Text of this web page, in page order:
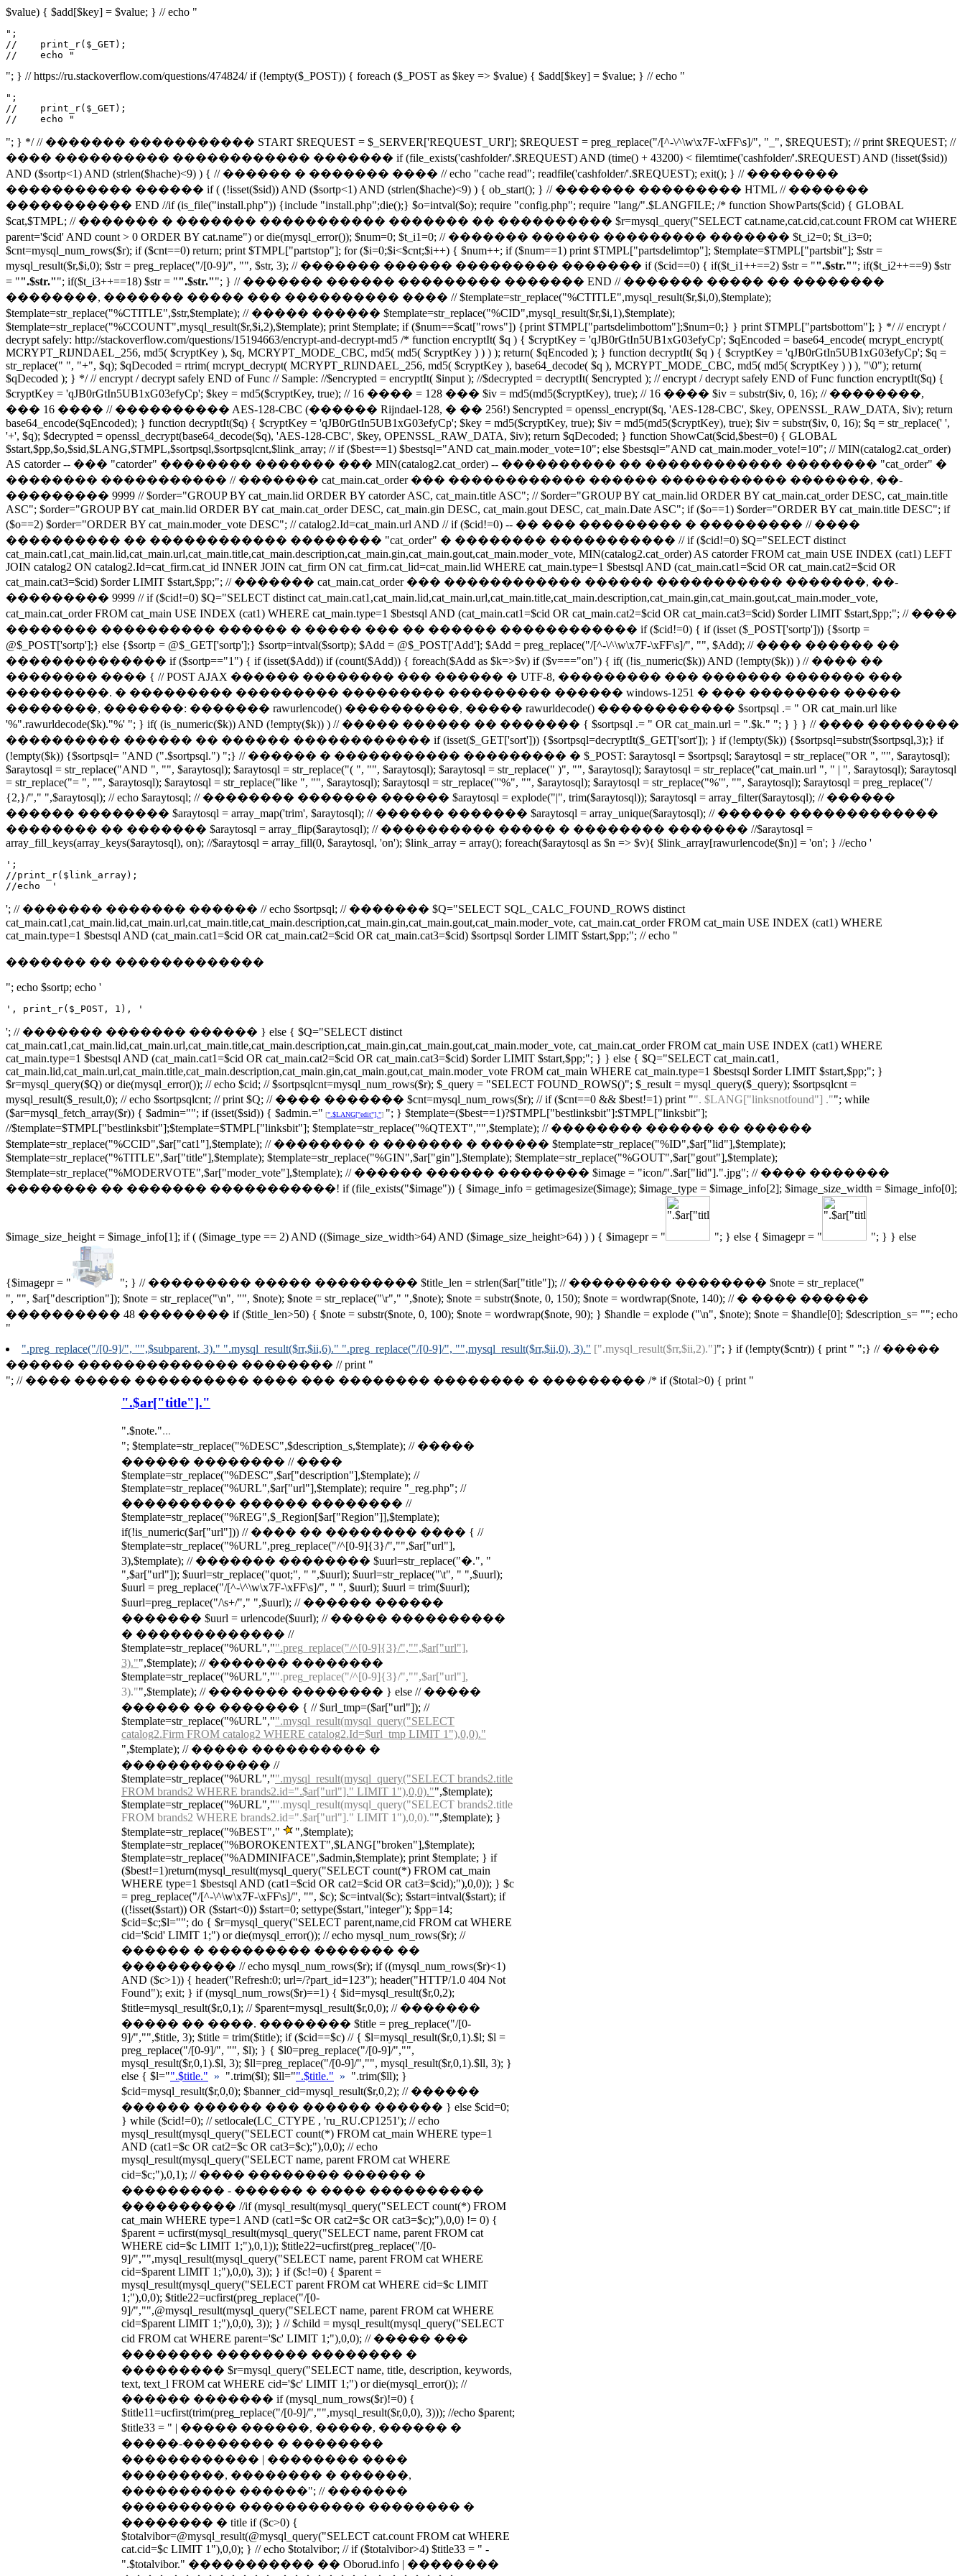
$value) { $add[$key] = $value; } // echo "
";
//    print_r($_GET);
//    echo "
"; } // https://ru.stackoverflow.com/questions/474824/ if (!empty($_POST)) { foreach ($_POST as $key => $value) { $add[$key] = $value; } // echo "
";
//    print_r($_GET);
//    echo "
"; } */ // ������� ����������� START $REQUEST = $_SERVER['REQUEST_URI']; $REQUEST = preg_replace("/[^-\^\w\x7F-\xFF\s]/", "_", $REQUEST); // print $REQUEST; //
���� ���������� ������������ ������� if (file_exists('cashfolder/'.$REQUEST) AND (time() + 43200) < filemtime('cashfolder/'.$REQUEST) AND (!isset($sid))
AND ($sortp<1) AND (strlen($hache)<9) ) { // ������ � ������� ���� // echo "cache read"; readfile('cashfolder/'.$REQUEST); exit(); } // ��������
����������� ������ if ( (!isset($sid)) AND ($sortp<1) AND (strlen($hache)<9) ) { ob_start(); } // ������� ��������� HTML // �������
����������� END //if (is_file("install.php")) {include "install.php";die();} $o=intval($o); require "config.php"; require "lang/".$LANGFILE; /* function ShowParts($cid) { GLOBAL
$cat,$TMPL; // ������� � ������� ����������� ������� �� ���������� $r=mysql_query("SELECT cat.name,cat.cid,cat.count FROM cat WHERE
parent='$cid' AND count > 0 ORDER BY cat.name") or die(mysql_error()); $num=0; $t_i1=0; // ������� ������ ��������� ������� $t_i2=0; $t_i3=0;
$cnt=mysql_num_rows($r); if ($cnt==0) return; print $TMPL["partstop"]; for ($i=0;$i<$cnt;$i++) { $num++; if ($num==1) print $TMPL["partsdelimtop"]; $template=$TMPL["partsbit"]; $str =
mysql_result($r,$i,0); $str = preg_replace("/[0-9]/", "", $str, 3); // ������� ������ ��������� ������� if ($cid==0) { if($t_i1++==2) $str = "".$str.""; if($t_i2++==9) $str
= "".$str.""; if($t_i3++==18) $str = "".$str.""; } // ������� ������ ��������� ������� END // ������� ����� �� ��������
��������, ������� ����� ��� ���������� ���� // $template=str_replace("%CTITLE",mysql_result($r,$i,0),$template);
$template=str_replace("%CTITLE",$str,$template); // ����� ������ $template=str_replace("%CID",mysql_result($r,$i,1),$template);
$template=str_replace("%CCOUNT",mysql_result($r,$i,2),$template); print $template; if ($num==$cat["rows"]) {print $TMPL["partsdelimbottom"];$num=0;} } print $TMPL["partsbottom"]; } */ // encrypt /
decrypt safely: http://stackoverflow.com/questions/15194663/encrypt-and-decrypt-md5 /* function encryptIt( $q ) { $cryptKey = 'qJB0rGtIn5UB1xG03efyCp'; $qEncoded = base64_encode( mcrypt_encrypt(
MCRYPT_RIJNDAEL_256, md5( $cryptKey ), $q, MCRYPT_MODE_CBC, md5( md5( $cryptKey ) ) ) ); return( $qEncoded ); } function decryptIt( $q ) { $cryptKey = 'qJB0rGtIn5UB1xG03efyCp'; $q =
str_replace(" ", "+", $q); $qDecoded = rtrim( mcrypt_decrypt( MCRYPT_RIJNDAEL_256, md5( $cryptKey ), base64_decode( $q ), MCRYPT_MODE_CBC, md5( md5( $cryptKey ) ) ), "\0"); return(
$qDecoded ); } */ // encrypt / decrypt safely END of Func // Sample: //$encrypted = encryptIt( $input ); //$decrypted = decryptIt( $encrypted ); // encrypt / decrypt safely END of Func function encryptIt($q) {
$cryptKey = 'qJB0rGtIn5UB1xG03efyCp'; $key = md5($cryptKey, true); // 16 ���� = 128 ��� $iv = md5(md5($cryptKey), true); // 16 ���� $iv = substr($iv, 0, 16); // ��������,
��� 16 ���� // ���������� AES-128-CBC (������ Rijndael-128, � �� 256!) $encrypted = openssl_encrypt($q, 'AES-128-CBC', $key, OPENSSL_RAW_DATA, $iv); return
base64_encode($qEncoded); } function decryptIt($q) { $cryptKey = 'qJB0rGtIn5UB1xG03efyCp'; $key = md5($cryptKey, true); $iv = md5(md5($cryptKey), true); $iv = substr($iv, 0, 16); $q = str_replace(' ',
'+', $q); $decrypted = openssl_decrypt(base64_decode($q), 'AES-128-CBC', $key, OPENSSL_RAW_DATA, $iv); return $qDecoded; } function ShowCat($cid,$best=0) { GLOBAL
$start,$pp,$o,$sid,$LANG,$TMPL,$sortpsql,$sortpsqlcnt,$link_array; // if ($best==1) $bestsql="AND cat_main.moder_vote=10"; else $bestsql="AND cat_main.moder_vote!=10"; // MIN(catalog2.cat_order)
AS catorder -- ��� "catorder" �������� ������� ��� MIN(catalog2.cat_order) -- ���������� �� ������������ �������� "cat_order" �
�������� ����������� // ������� cat_main.cat_order ��� ������������ ������ ����������� �������, ��-
��������� 9999 // $order="GROUP BY cat_main.lid ORDER BY catorder ASC, cat_main.title ASC"; // $order="GROUP BY cat_main.lid ORDER BY cat_main.cat_order DESC, cat_main.title
ASC"; $order="GROUP BY cat_main.lid ORDER BY cat_main.cat_order DESC, cat_main.gin DESC, cat_main.gout DESC, cat_main.Date ASC"; if ($o==1) $order="ORDER BY cat_main.title DESC"; if
($o==2) $order="ORDER BY cat_main.moder_vote DESC"; // catalog2.Id=cat_main.url AND // if ($cid!=0) -- �� ��� ��������� � ��������� // ����
���������� �� ������������ �������� "cat_order" � �������� ����������� // if ($cid!=0) $Q="SELECT distinct
cat_main.cat1,cat_main.lid,cat_main.url,cat_main.title,cat_main.description,cat_main.gin,cat_main.gout,cat_main.moder_vote, MIN(catalog2.cat_order) AS catorder FROM cat_main USE INDEX (cat1) LEFT
JOIN catalog2 ON catalog2.Id=cat_firm.cat_id INNER JOIN cat_firm ON cat_firm.cat_lid=cat_main.lid WHERE cat_main.type=1 $bestsql AND (cat_main.cat1=$cid OR cat_main.cat2=$cid OR
cat_main.cat3=$cid) $order LIMIT $start,$pp;"; // ������� cat_main.cat_order ��� ������������ ������ ����������� �������, ��-
��������� 9999 // if ($cid!=0) $Q="SELECT distinct cat_main.cat1,cat_main.lid,cat_main.url,cat_main.title,cat_main.description,cat_main.gin,cat_main.gout,cat_main.moder_vote,
cat_main.cat_order FROM cat_main USE INDEX (cat1) WHERE cat_main.type=1 $bestsql AND (cat_main.cat1=$cid OR cat_main.cat2=$cid OR cat_main.cat3=$cid) $order LIMIT $start,$pp;"; // ����
�������� ���������� ������ � ����� ��� �� ������ ������������ if ($cid!=0) { if (isset ($_POST['sortp'])) {$sortp =
@$_POST['sortp'];} else {$sortp = @$_GET['sortp'];} $sortp=intval($sortp); $Add = @$_POST['Add']; $Add = preg_replace("/[^-\^\w\x7F-\xFF\s]/", "", $Add); // ���� ������ ��
�������������� if ($sortp=="1") { if (isset($Add)) if (count($Add)) { foreach($Add as $k=>$v) if ($v==="on") { if( (!is_numeric($k)) AND (!empty($k)) ) // ���� ��
�������� ���� { // POST AJAX ������ �������� ��� ������ � UTF-8, ��������� ��� ������� ������� ���
���������. � ��������� ��������� ��������� ��������� ������ windows-1251 � ��� �������� �����
��������, �������: ������� rawurlencode() ����������, ����� rawurldecode() ������������ $sortpsql .= " OR cat_main.url like
'%".rawurldecode($k)."%' "; } if( (is_numeric($k)) AND (!empty($k)) ) // ����� ������ �� ������� { $sortpsql .= " OR cat_main.url = ".$k." "; } } } // ���� ��������
���������� ������ �� ������ ������������ if (isset($_GET['sort'])) {$sortpsql=decryptIt($_GET['sort']); } if (!empty($k)) {$sortpsql=substr($sortpsql,3);} if
(!empty($k)) {$sortpsql= "AND (".$sortpsql.") ";} // ������ � ����������� ��������� � $_POST: $araytosql = $sortpsql; $araytosql = str_replace("OR ", "", $araytosql);
$araytosql = str_replace("AND ", "", $araytosql); $araytosql = str_replace("( ", "", $araytosql); $araytosql = str_replace(" )", "", $araytosql); $araytosql = str_replace("cat_main.url ", " | ", $araytosql); $araytosql
= str_replace("= ", "", $araytosql); $araytosql = str_replace("like ", "", $araytosql); $araytosql = str_replace("'%", "", $araytosql); $araytosql = str_replace("%'", "", $araytosql); $araytosql = preg_replace("/
{2,}/"," ",$araytosql); // echo $araytosql; // �������� ������� ������ $araytosql = explode("|", trim($araytosql)); $araytosql = array_filter($araytosql); // ������
������ �������� $araytosql = array_map('trim', $araytosql); // ������ ������� $araytosql = array_unique($araytosql); // ������ �������������
�������� �� ������� $araytosql = array_flip($araytosql); // ���������� ����� � �������� ������� //$araytosql =
array_fill_keys(array_keys($araytosql), on); //$araytosql = array_fill(0, $araytosql, 'on'); $link_array = array(); foreach($araytosql as $n => $v){ $link_array[rawurlencode($n)] = 'on'; } //echo '
';
//print_r($link_array);
//echo  '
'; // ������� ������� ������ // echo $sortpsql; // ������� $Q="SELECT SQL_CALC_FOUND_ROWS distinct
cat_main.cat1,cat_main.lid,cat_main.url,cat_main.title,cat_main.description,cat_main.gin,cat_main.gout,cat_main.moder_vote, cat_main.cat_order FROM cat_main USE INDEX (cat1) WHERE
cat_main.type=1 $bestsql AND (cat_main.cat1=$cid OR cat_main.cat2=$cid OR cat_main.cat3=$cid) $sortpsql $order LIMIT $start,$pp;"; // echo "
������� �� �������������
"; echo $sortp; echo '
', print_r($_POST, 1), '
'; // ������� ������� ������ } else { $Q="SELECT distinct
cat_main.cat1,cat_main.lid,cat_main.url,cat_main.title,cat_main.description,cat_main.gin,cat_main.gout,cat_main.moder_vote, cat_main.cat_order FROM cat_main USE INDEX (cat1) WHERE
cat_main.type=1 $bestsql AND (cat_main.cat1=$cid OR cat_main.cat2=$cid OR cat_main.cat3=$cid) $order LIMIT $start,$pp;"; } } else { $Q="SELECT cat_main.cat1,
cat_main.lid,cat_main.url,cat_main.title,cat_main.description,cat_main.gin,cat_main.gout,cat_main.moder_vote FROM cat_main WHERE cat_main.type=1 $bestsql $order LIMIT $start,$pp;"; }
$r=mysql_query($Q) or die(mysql_error()); // echo $cid; // $sortpsqlcnt=mysql_num_rows($r); $_query = "SELECT FOUND_ROWS()"; $_result = mysql_query($_query); $sortpsqlcnt =
mysql_result($_result,0); // echo $sortpsqlcnt; // print $Q; // ���� ������� $cnt=mysql_num_rows($r); // if ($cnt==0 && $best!=1) print "". $LANG["linksnotfound"] .""; while
($ar=mysql_fetch_array($r)) { $admin=""; if (isset($sid)) { $admin.=" [".$LANG["edit"]."] "; } $template=($best==1)?$TMPL["bestlinksbit"]:$TMPL["linksbit"];
//$template=$TMPL["bestlinksbit"];$template=$TMPL["linksbit"]; $template=str_replace("%QTEXT","",$template); // �������� ������ �� ������
$template=str_replace("%CCID",$ar["cat1"],$template); // �������� � ������� � ������ $template=str_replace("%ID",$ar["lid"],$template);
$template=str_replace("%TITLE",$ar["title"],$template); $template=str_replace("%GIN",$ar["gin"],$template); $template=str_replace("%GOUT",$ar["gout"],$template);
$template=str_replace("%MODERVOTE",$ar["moder_vote"],$template); // ������ ������ �������� $image = "icon/".$ar["lid"].".jpg"; // ���� �������
�������� �� ������� �����������! if (file_exists("$image")) { $image_info = getimagesize($image); $image_type = $image_info[2]; $image_size_width = $image_info[0];
$image_size_height = $image_info[1]; if ( ($image_type == 2) AND (($image_size_width>64) AND ($image_size_height>64) ) ) { $imagepr = " "; } else { $imagepr = " "; } } else
{$imagepr = "
"; } // ��������� ����� ��������� $title_len = strlen($ar["title"]); // ��������� �������� $note = str_replace("
", "", $ar["description"]); $note = str_replace("\n", "", $note); $note = str_replace("\r"," ",$note); $note = substr($note, 0, 150); $note = wordwrap($note, 140); // � ���� ������
���������� 48 �������� if ($title_len>50) { $note = substr($note, 0, 100); $note = wordwrap($note, 90); } $handle = explode ("\n", $note); $note = $handle[0]; $description_s= ""; echo
"
".preg_replace("/[0-9]/", "",$subparent, 3)." ".mysql_result($rr,$ii,6)." ".preg_replace("/[0-9]/", "",mysql_result($rr,$ii,0), 3)." [".mysql_result($rr,$ii,2)."]"; } if (!empty($cntr)) { print " ";} // �����
������ �������������� �������� // print "
"; // ���� ����� ���������� ���� ��� �������� �������� � ��������� /* if ($total>0) { print "
".$ar["title"]."
".$note."...
"; $template=str_replace("%DESC",$description_s,$template); // �����
������ �������� // ����
$template=str_replace("%DESC",$ar["description"],$template); //
$template=str_replace("%URL",$ar["url"],$template); require "_reg.php"; //
���������� ������ �������� //
$template=str_replace("%REG",$_Region[$ar["Region"]],$template);
if(!is_numeric($ar["url"])) // ���� �� �������� ���� { //
$template=str_replace("%URL",preg_replace("/^[0-9]{3}/","",$ar["url"],
3),$template); // ������� �������� $uurl=str_replace("�.", "
",$ar["url"]); $uurl=str_replace("quot;", " ",$uurl); $uurl=str_replace("\t", " ",$uurl);
$uurl = preg_replace("/[^-\^\w\x7F-\xFF\s]/", " ", $uurl); $uurl = trim($uurl);
$uurl=preg_replace("/\s+/"," ",$uurl); // ������ ������
������� $uurl = urlencode($uurl); // ����� ����������
� ������������� //
$template=str_replace("%URL","".preg_replace("/^[0-9]{3}/","",$ar["url"],
3)."",$template); // ������� ��������
$template=str_replace("%URL","".preg_replace("/^[0-9]{3}/","",$ar["url"],
3)."",$template); // ������� �������� } else // �����
������ �� ������� { // $url_tmp=($ar["url"]); //
$template=str_replace("%URL","".mysql_result(mysql_query("SELECT
catalog2.Firm FROM catalog2 WHERE catalog2.Id=$url_tmp LIMIT 1"),0,0)."
",$template); // ����� ���������� �
������������� //
$template=str_replace("%URL","".mysql_result(mysql_query("SELECT brands2.title
FROM brands2 WHERE brands2.id=".$ar["url"]." LIMIT 1"),0,0)."",$template);
$template=str_replace("%URL","".mysql_result(mysql_query("SELECT brands2.title
FROM brands2 WHERE brands2.id=".$ar["url"]." LIMIT 1"),0,0)."",$template); }
$template=str_replace("%BEST","
",$template);
$template=str_replace("%BOROKENTEXT",$LANG["broken"],$template);
$template=str_replace("%ADMINIFACE",$admin,$template); print $template; } if
($best!=1)return(mysql_result(mysql_query("SELECT count(*) FROM cat_main
WHERE type=1 $bestsql AND (cat1=$cid OR cat2=$cid OR cat3=$cid);"),0,0)); } $c
= preg_replace("/[^-\^\w\x7F-\xFF\s]/", "", $c); $c=intval($c); $start=intval($start); if
((!isset($start)) OR ($start<0)) $start=0; settype($start,"integer"); $pp=14;
$cid=$c;$l=""; do { $r=mysql_query("SELECT parent,name,cid FROM cat WHERE
cid='$cid' LIMIT 1;") or die(mysql_error()); // echo mysql_num_rows($r); //
������ � ��������� ������� ��
���������� // echo mysql_num_rows($r); if ((mysql_num_rows($r)<1)
AND ($c>1)) { header("Refresh:0; url=/?part_id=123"); header("HTTP/1.0 404 Not
Found"); exit; } if (mysql_num_rows($r)==1) { $id=mysql_result($r,0,2);
$title=mysql_result($r,0,1); // $parent=mysql_result($r,0,0); // �������
����� �� ����. �������� $title = preg_replace("/[0-
9]/","",$title, 3); $title = trim($title); if ($cid==$c) // { $l=mysql_result($r,0,1).$l; $l =
preg_replace("/[0-9]/", "", $l); } { $l0=preg_replace("/[0-9]/","",
mysql_result($r,0,1).$l, 3); $ll=preg_replace("/[0-9]/","", mysql_result($r,0,1).$ll, 3); }
else { $l="".$title." » ".trim($l); $ll="".$title." » ".trim($ll); }
$cid=mysql_result($r,0,0); $banner_cid=mysql_result($r,0,2); // ������
������ ������ ��� ������ ������ } else $cid=0;
} while ($cid!=0); // setlocale(LC_CTYPE , 'ru_RU.CP1251'); // echo
mysql_result(mysql_query("SELECT count(*) FROM cat_main WHERE type=1
AND (cat1=$c OR cat2=$c OR cat3=$c);"),0,0); // echo
mysql_result(mysql_query("SELECT name, parent FROM cat WHERE
cid=$c;"),0,1); // ���� �������� ������ �
��������� - ������ � ���� ����������
���������� //if (mysql_result(mysql_query("SELECT count(*) FROM
cat_main WHERE type=1 AND (cat1=$c OR cat2=$c OR cat3=$c);"),0,0) != 0) {
$parent = ucfirst(mysql_result(mysql_query("SELECT name, parent FROM cat
WHERE cid=$c LIMIT 1;"),0,1)); $title22=ucfirst(preg_replace("/[0-
9]/","",mysql_result(mysql_query("SELECT name, parent FROM cat WHERE
cid=$parent LIMIT 1;"),0,0), 3)); } if ($c!=0) { $parent =
mysql_result(mysql_query("SELECT parent FROM cat WHERE cid=$c LIMIT
1;"),0,0); $title22=ucfirst(preg_replace("/[0-
9]/","",@mysql_result(mysql_query("SELECT name, parent FROM cat WHERE
cid=$parent LIMIT 1;"),0,0), 3)); } // $child = mysql_result(mysql_query("SELECT
cid FROM cat WHERE parent='$c' LIMIT 1;"),0,0); // ����� ���
�������� �������� �������� �
��������� $r=mysql_query("SELECT name, title, description, keywords,
text, text_l FROM cat WHERE cid='$c' LIMIT 1;") or die(mysql_error()); //
������ ������� if (mysql_num_rows($r)!=0) {
$title11=ucfirst(trim(preg_replace("/[0-9]/","",mysql_result($r,0,0), 3))); //echo $parent;
$title33 = " | ����� ������, �����, ������ �
�����-�������� � ��������
������������ | �������� ����
���������, �������� � ������,
���������� ������"; // �������
���������� ����������� �������� �
�������� � title if ($c>0) {
$totalvibor=@mysql_result(@mysql_query("SELECT cat.count FROM cat WHERE
cat.cid=$c LIMIT 1"),0,0); } // echo $totalvibor; // if ($totalvibor>4) $title33 = " -
".$totalvibor." ����������� �� Oborud.info | ��������